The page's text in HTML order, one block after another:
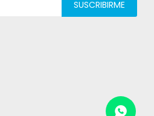
SUSCRIBIRME